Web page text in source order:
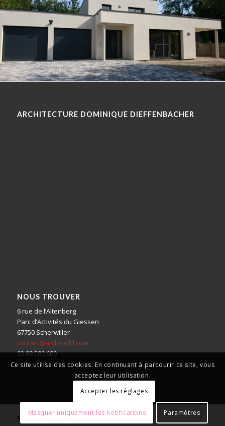
ARCHITECTURE DOMINIQUE DIEFFENBACHER
NOUS TROUVER
6 rue de l’Altenberg
Parc d’Activités du Giessen
67750 Scherwiller
contact@archi-add.com
03 88 580 680
© Copyright - ADD | Architecte à Sélestat en Alsace
Ce site utilise des cookies. En continuant à parcourir ce site, vous
acceptez leur utilisation.
Accepter les réglages
Masquer uniquement les notifications Paramètres